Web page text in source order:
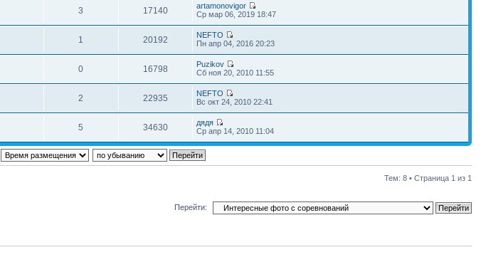
3 17140
artamonovigor
Ср мар 06, 2019 18:47
1 20192
NEFTO
Пн апр 04, 2016 20:23
0 16798
Puzikov
Сб ноя 20, 2010 11:55
2 22935
NEFTO
Вс окт 24, 2010 22:41
5 34630
дядя
Ср апр 14, 2010 11:04
Тем: 8 • Страница 1 из 1
Перейти: